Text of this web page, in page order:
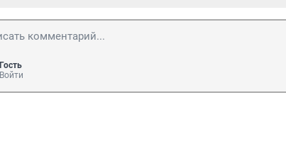
Гость
Войти